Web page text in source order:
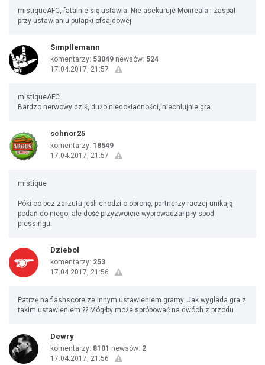
mistiqueAFC, fatalnie się ustawia. Nie asekuruje Monreala i zaspał
przy ustawianiu pułapki ofsajdowej.
Simpllemann
komentarzy: 53049 newsów: 524
17.04.2017, 21:57
mistiqueAFC
Bardzo nerwowy dziś, dużo niedokładności, niechlujnie gra.
schnor25
komentarzy: 18549
17.04.2017, 21:57
mistique
Póki co bez zarzutu jeśli chodzi o obronę, partnerzy raczej unikają
podań do niego, ale dość przyzwoicie wyprowadzał piły spod
pressingu.
Dziebol
komentarzy: 253
17.04.2017, 21:56
Patrzę na flashscore ze innym ustawieniem gramy. Jak wyglada gra z
takim ustawieniem ?? Mógłby może spróbować na dwóch z przodu
Dewry
komentarzy: 8101 newsów: 2
17.04.2017, 21:56